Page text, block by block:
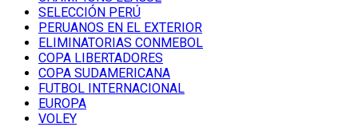
SELECCIÓN PERÚ
PERUANOS EN EL EXTERIOR
ELIMINATORIAS CONMEBOL
COPA LIBERTADORES
COPA SUDAMERICANA
FUTBOL INTERNACIONAL
EUROPA
VOLEY